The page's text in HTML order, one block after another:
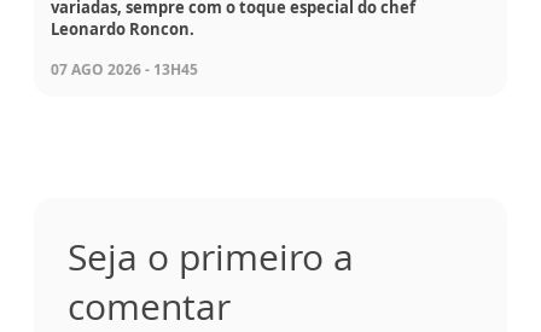
variadas, sempre com o toque especial do chef
Leonardo Roncon.
07 AGO 2026 - 13H45
Seja o primeiro a
comentar